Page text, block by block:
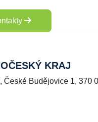
KRAJ
České Budějovice 1, 370